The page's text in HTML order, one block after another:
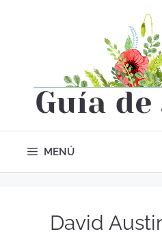
MENÚ
David